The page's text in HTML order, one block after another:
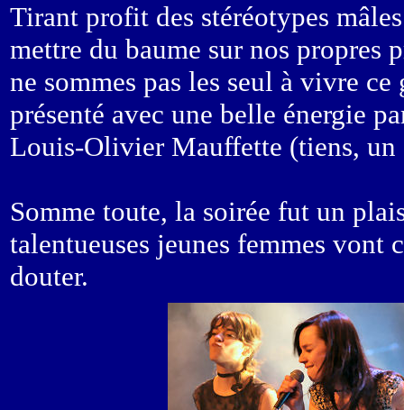
Tirant profit des stéréotypes
mettre du baume sur nos propres
ne sommes pas les seul à vivre
présenté avec une belle énergie
Louis-Olivier Mauffette (tiens, un
Somme toute, la soirée fut un
talentueuses jeunes femmes vont
douter.